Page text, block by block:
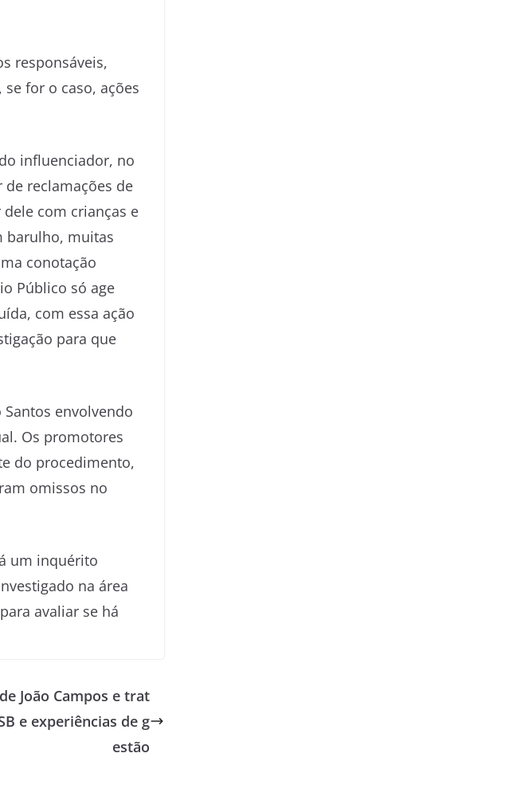
responsáveis,
for o caso, ações
influenciador, no
reclamações de
com crianças e
barulho, muitas
conotação
Público só age
com essa ação
para que
envolvendo
Os promotores
do procedimento,
omissos no
um inquérito
na área
avaliar se há
João Campos e trat
e experiências de g
estão